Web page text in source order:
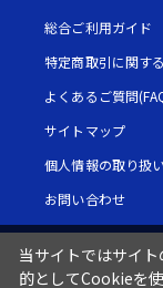
総合ご利用ガイド
特定商取引に関す
よくあるご質問
サイトマップ
個人情報の取り扱
お問い合わせ
当サイトではサイ
的としてCookieを使